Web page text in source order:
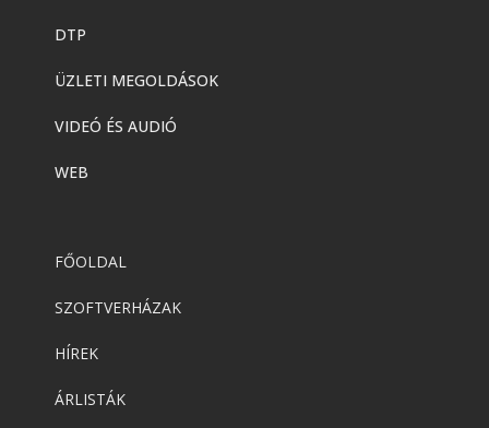
DTP
ÜZLETI MEGOLDÁSOK
VIDEÓ ÉS AUDIÓ
WEB
FŐOLDAL
SZOFTVERHÁZAK
HÍREK
ÁRLISTÁK